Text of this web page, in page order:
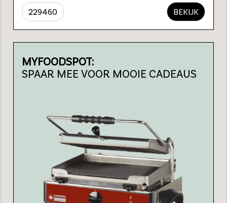
229460 BEKIJK
MYFOODSPOT:
SPAAR MEE VOOR MOOIE CADEAUS